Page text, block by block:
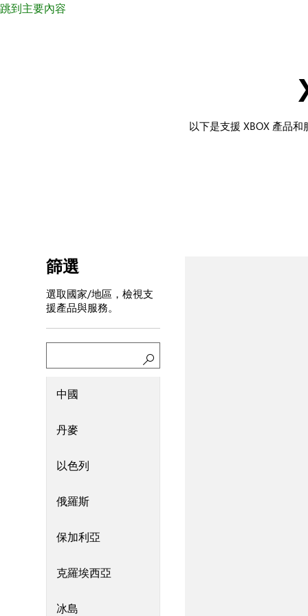
跳到主要內容
以下是支援 XBOX 產品
篩選
選取國家/地區，檢視支
援產品與服務。
Search
中國
丹麥
以色列
俄羅斯
保加利亞
克羅埃西亞
冰島